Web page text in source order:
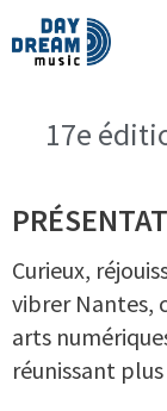
17e
Curieux,
vibrer Nantes,
arts
réunissant